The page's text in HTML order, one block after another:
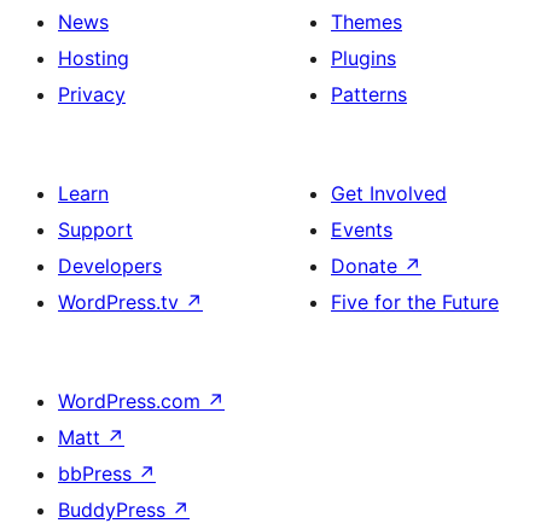
News
Hosting
Privacy
Themes
Plugins
Patterns
Learn
Support
Developers
WordPress.tv ↗
Get Involved
Events
Donate ↗
Five for the Future
WordPress.com ↗
Matt ↗
bbPress ↗
BuddyPress ↗